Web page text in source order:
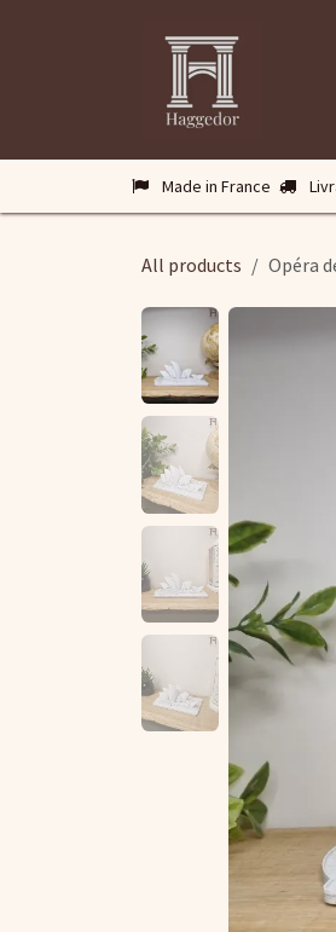
Made in France
All products Opéra